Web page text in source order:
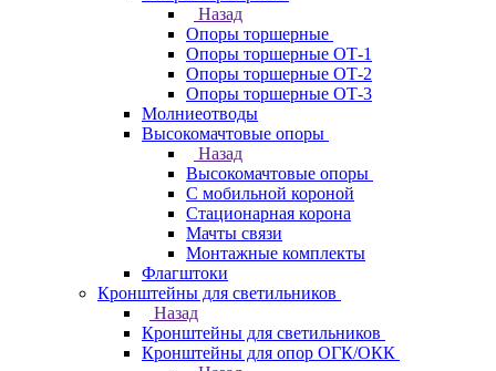
Назад
Опоры торшерные
Опоры торшерные ОТ-1
Опоры торшерные ОТ-2
Опоры торшерные ОТ-3
Молниеотводы
Высокомачтовые опоры
Назад
Высокомачтовые опоры
С мобильной короной
Стационарная корона
Мачты связи
Монтажные комплекты
Флагштоки
Кронштейны для светильников
Назад
Кронштейны для светильников
Кронштейны для опор ОГК/ОКК